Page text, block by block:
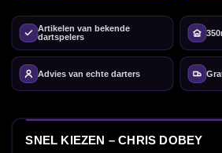
Artikelen van bekende
dartspelers
Advies van echte darters
SNEL KIEZEN – CHRIS DOBEY